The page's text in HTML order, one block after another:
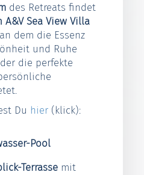
des Retreats findet
Sea View Villa
dem die Essenz
und Ruhe
die perfekte
Du hier (klick):
Pool
Terrassemit